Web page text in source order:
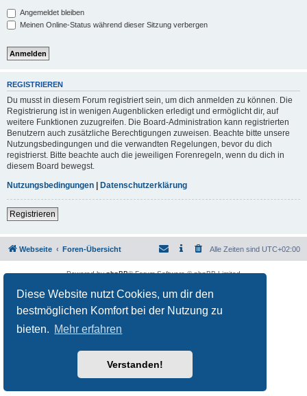
Diese Website nutzt Cookies, um dir den
bestmöglichen Komfort bei der Nutzung zu
bieten. Mehr erfahren
Verstanden!
Angemeldet bleiben
Meinen Online-Status während dieser Sitzung verbergen
REGISTRIEREN
Du musst in diesem Forum registriert sein, um dich anmelden zu können. Die
Registrierung ist in wenigen Augenblicken erledigt und ermöglicht dir, auf
weitere Funktionen zuzugreifen. Die Board-Administration kann registrierten
Benutzern auch zusätzliche Berechtigungen zuweisen. Beachte bitte unsere
Nutzungsbedingungen und die verwandten Regelungen, bevor du dich
registrierst. Bitte beachte auch die jeweiligen Forenregeln, wenn du dich in
diesem Board bewegst.
Nutzungsbedingungen
Datenschutzerklärung
Registrieren
Webseite Foren-Übersicht Alle Zeiten sind UTC+02:00
Powered byphpBB® Forum Software © phpBB Limited
Datenschutz|Nutzungsbedingungen